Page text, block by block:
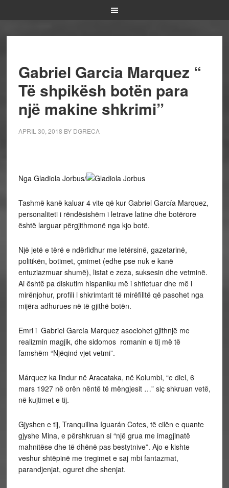
Gabriel Garcia Marquez “
Të shpikësh botën para
një makine shkrimi”
APRIL 30, 2018 BY DGRECA
Nga Gladiola Jorbus/
Tashmë kanë kaluar 4 vite që kur Gabriel García Marquez,
personaliteti i rëndësishëm i letrave latine dhe botërore
është larguar përgjithmonë nga kjo botë.
Një jetë e tërë e ndërlidhur me letërsinë, gazetarinë,
politikën, botimet, çmimet (edhe pse nuk e kanë
entuziazmuar shumë), listat e zeza, suksesin dhe vetminë.
Ai është pa diskutim hispaniku më i shfletuar dhe më i
mirënjohur, profili i shkrimtarit të mirëfilltë që pasohet nga
mijëra adhurues në të gjithë botën.
Emri i Gabriel García Marquez asociohet gjithnjë me
realizmin magjik, dhe sidomos romanin e tij më të
famshëm “Njëqind vjet vetmi”.
Márquez ka lindur në Aracataka, në Kolumbi, “e diel, 6
mars 1927 në orën nëntë të mëngjesit …” siç shkruan vetë,
në kujtimet e tij.
Gjyshen e tij, Tranquilina Iguarán Cotes, të cilën e quante
gjyshe Mina, e përshkruan si “një grua me imagjinatë
mahnitëse dhe të dhënë pas bestytnive”. Ajo e kishte
veshur shtëpinë me tregimet e saj mbi fantazmat,
parandjenjat, oguret dhe shenjat.